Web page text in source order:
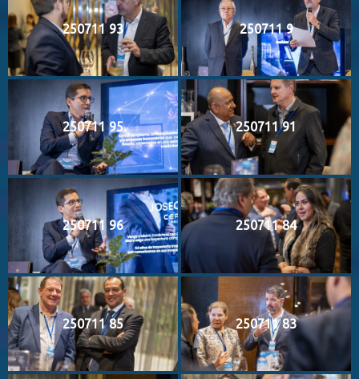
250711 93 250711 9
250711 95 250711 91
250711 96 250711 84
250711 85 250711 83